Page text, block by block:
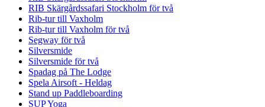
RIB Skärgårdssafari Stockholm för två
Rib-tur till Vaxholm
Rib-tur till Vaxholm för två
Segway för två
Silversmide
Silversmide för två
Spadag på The Lodge
Spela Airsoft - Heldag
Stand up Paddleboarding
SUP Yoga